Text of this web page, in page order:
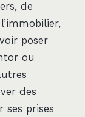
de
poser
ou
des
ses prises